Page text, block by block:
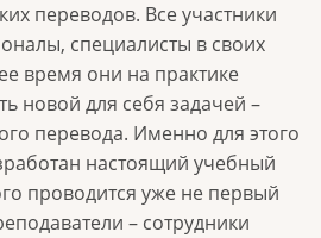
переводов. Все участники
специалисты в своих
время они на практике
новой для себя задачей –
перевода. Именно для этого
настоящий учебный
проводится уже не первый
– сотрудники